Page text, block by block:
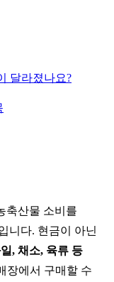
달라졌나요?
축산물 소비를
니다. 현금이 아닌
, 채소, 육류 등
장에서 구매할 수